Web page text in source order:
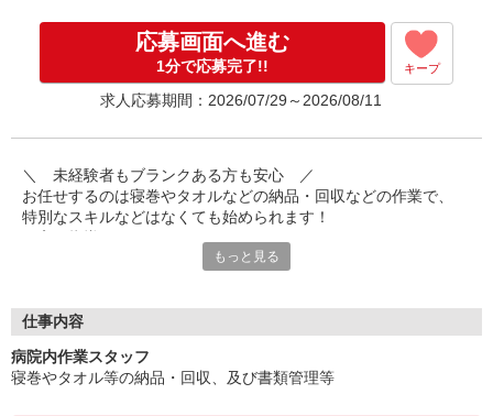
応募画面へ進む
1分で応募完了!! キープ
求人応募期間：2026/07/29～2026/08/11
＼ 未経験者もブランクある方も安心 ／
お任せするのは寝巻やタオルなどの納品・回収などの作業で、
特別なスキルなどはなくても始められます！
初めての方も安心して取り組めますよ。
週2日〜3日勤務なので、
「仕事復帰なのでゆとりをもちたい」
「負担にならない程度に頑張りたい」
もっと見る
仕事内容
病院内作業スタッフ
寝巻やタオル等の納品・回収、及び書類管理等